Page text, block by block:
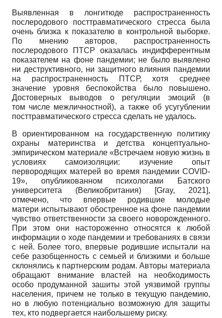
Выявленная в лонгитюде распространенность
послеродового посттравматического стресса была
очень близка к показателю в контрольной выборке.
По мнению авторов, распространенность
послеродового ПТСР оказалась индифферентным
показателем на фоне пандемии; не было выявлено
ни деструктивного, ни защитного влияния пандемии
на распространенность ПТСР, хотя среднее
значение уровня беспокойства было повышено.
Достоверных выводов о регуляции эмоций (в
том числе межличностной), а также об усугублении
посттравматического стресса сделать не удалось.
В ориентированном на государственную политику
охраны материнства и детства концептуально-
эмпирическом материале «Встречаем новую жизнь в
условиях самоизоляции: изучение опыт
первородящих матерей во время пандемии COVID-
19», опубликованном психологами Батского
университета (Великобритания)
[Gray, 2021],
отмечено, что впервые родившие молодые
матери испытывают обостренное на фоне пандемии
чувство ответственности за своего новорожденного.
При этом они настороженно относятся к любой
информации о ходе пандемии и требованиях в связи
с ней. Более того, впервые родившие испытали на
себе разобщенность с семьей и близкими и больше
склонялись к партнерским родам. Авторы материала
обращают внимание властей на необходимость
особо продуманной зашиты этой уязвимой группы
населения, причем не только в текущую пандемию,
но в любую потенциально возможную для защиты
тех, кто подвергается наибольшему риску.